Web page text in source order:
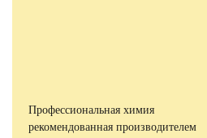
Профессиональная химия
рекомендованная производителем